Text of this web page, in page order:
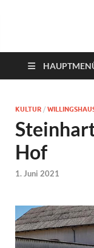
das
KULTUR /
Hof
1. Juni 2021